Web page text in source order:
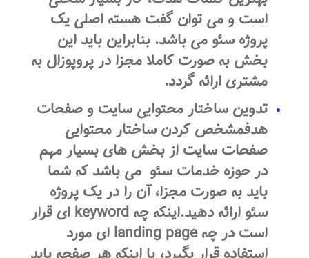
است و می توان گفت هسته اصلی یک
پروژه سئو می باشد. بنابراین باید این
بخش به صورت کاملا مجزا در پروپوزال به
مشتری ارائه گردد.
تدوین ساختار محتوایی سایت و صفحات
هدفمشخص کردن ساختار محتوایی
صفحات سایت از بخش های بسیار مهم
در حوزه خدمات سئو می باشد که شما
باید به صورت مجزا، آن را در یک پروژه
سئو ارائه دهید.اینکه چه keyword ای قرار
است در چه landing page ای مورد